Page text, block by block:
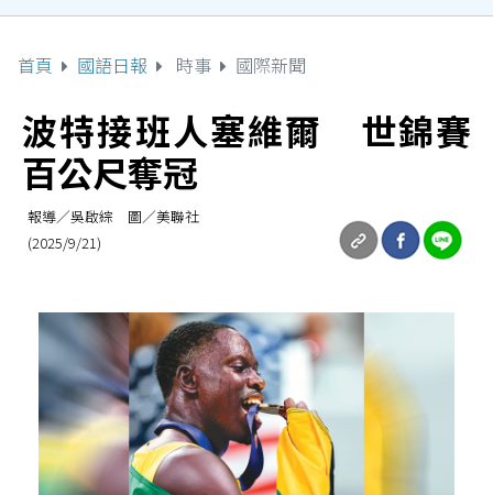
首頁 國語日報 時事 國際新聞
波特接班人塞維爾 世錦賽
百公尺奪冠
報導／吳啟綜 圖／美聯社
(2025/9/21)